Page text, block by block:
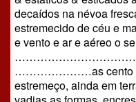
decaídos na névoa
estremecido de céu e
e vento e ar e aéreo o
…………………as cento e
estremeço, ainda em